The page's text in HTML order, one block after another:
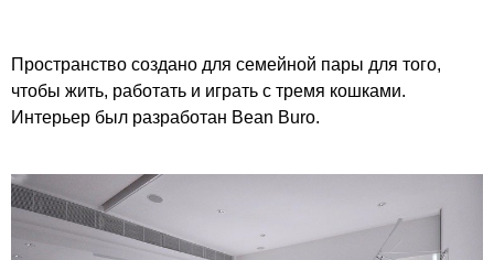
Пространство создано для семейной пары для того,
чтобы жить, работать и играть с тремя кошками.
Интерьер был разработан Bean Buro.